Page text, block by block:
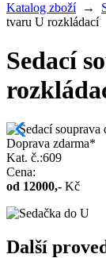
Katalog zboží→
tvaru U rozkládací
Sedací
Doprava zdarma*
Kat. č.:609
Cena:
od 12000,- Kč
Další